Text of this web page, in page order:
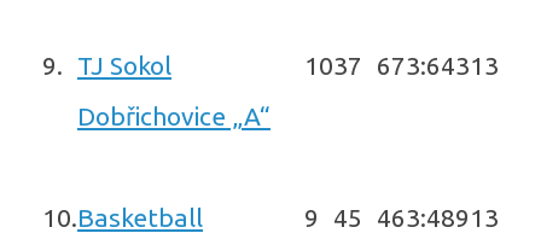
9. TJ Sokol
Dobřichovice „A“
1037 673:64313
10.Basketball
9 45 463:48913